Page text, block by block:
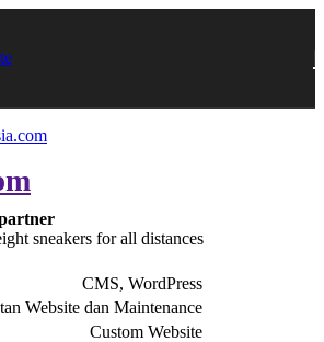
sneakers for all distances
CMS, WordPress
Website dan Maintenance
Custom Website